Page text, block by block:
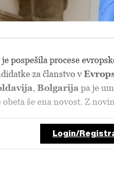
pospešila procese
za članstvo v
, Bolgarija pa je
obeta še ena novost. Z
Login/